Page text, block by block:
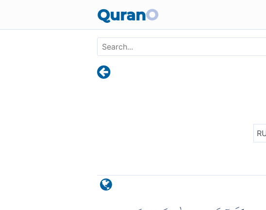
QuranO